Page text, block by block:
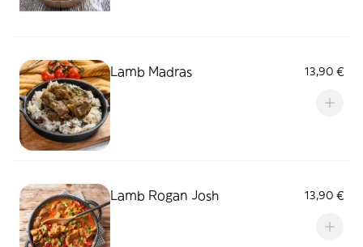
Lamb Madras 13,90 €
Lamb Rogan Josh 13,90 €